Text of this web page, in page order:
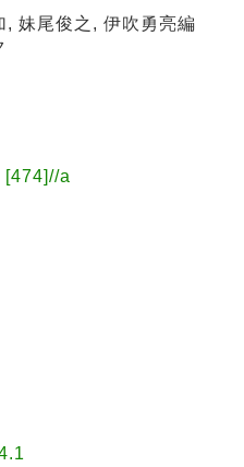
, 妹尾俊之, 伊吹勇亮編
[474]//a